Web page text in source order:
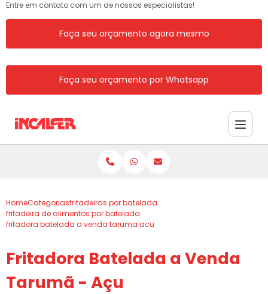
Entre em contato com um de nossos especialistas!
Faça seu orçamento agora mesmo
Faça seu orçamento por Whatsapp
HomeCategoriasfritadeiras por batelada
fritadeira de alimentos por batelada
fritadora batelada a venda taruma acu
Fritadora Batelada a Venda
Tarumã - Açu